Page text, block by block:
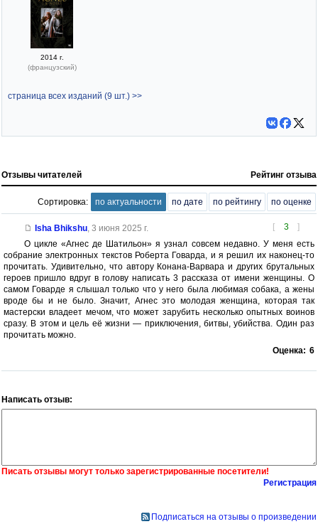
2014 г.
(французский)
страница всех изданий (9 шт.) >>
Отзывы читателей Рейтинг отзыва
Сортировка: по актуальности по дате по рейтингу по оценке
[ 3 ]
Isha Bhikshu, 3 июня 2025 г.
О цикле «Агнес де Шатильон» я узнал совсем недавно. У меня есть
собрание электронных текстов Роберта Говарда, и я решил их наконец-то
прочитать. Удивительно, что автору Конана-Варвара и других брутальных
героев пришло вдруг в голову написать 3 рассказа от имени женщины. О
самом Говарде я слышал только что у него была любимая собака, а жены
вроде бы и не было. Значит, Агнес это молодая женщина, которая так
мастерски владеет мечом, что может зарубить несколько опытных воинов
сразу. В этом и цель её жизни — приключения, битвы, убийства. Один раз
прочитать можно.
Оценка: 6
Написать отзыв:
Писать отзывы могут только зарегистрированные посетители!
Регистрация
Подписаться на отзывы о произведении